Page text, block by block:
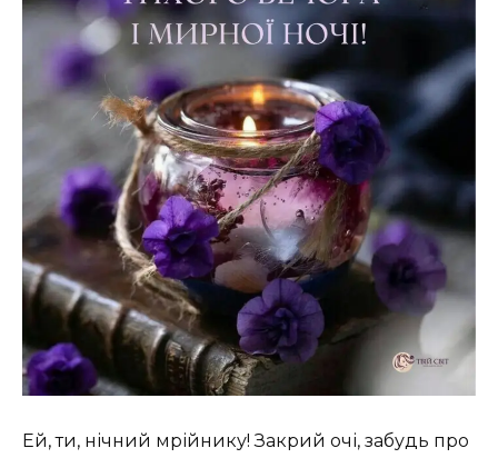
Ей, ти, нічний мрійнику! Закрий очі, забудь про